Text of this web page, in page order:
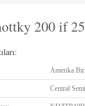
200 if
Amerika
Central